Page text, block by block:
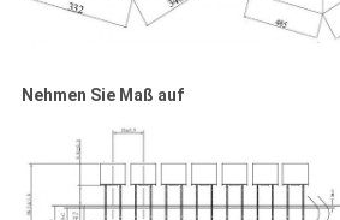
Nehmen Sie Maß auf